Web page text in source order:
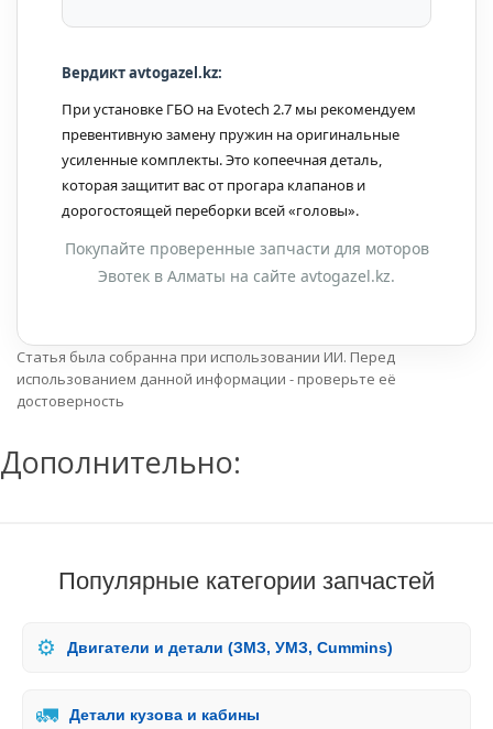
Вердикт avtogazel.kz:
При установке ГБО на Evotech 2.7 мы рекомендуем
превентивную замену пружин на оригинальные
усиленные комплекты. Это копеечная деталь,
которая защитит вас от прогара клапанов и
дорогостоящей переборки всей «головы».
Покупайте проверенные запчасти для моторов
Эвотек в Алматы на сайте avtogazel.kz.
Статья была собранна при использовании ИИ. Перед
использованием данной информации - проверьте её
достоверность
Дополнительно:
Популярные категории запчастей
⚙️ Двигатели и детали (ЗМЗ, УМЗ, Cummins)
🚛 Детали кузова и кабины